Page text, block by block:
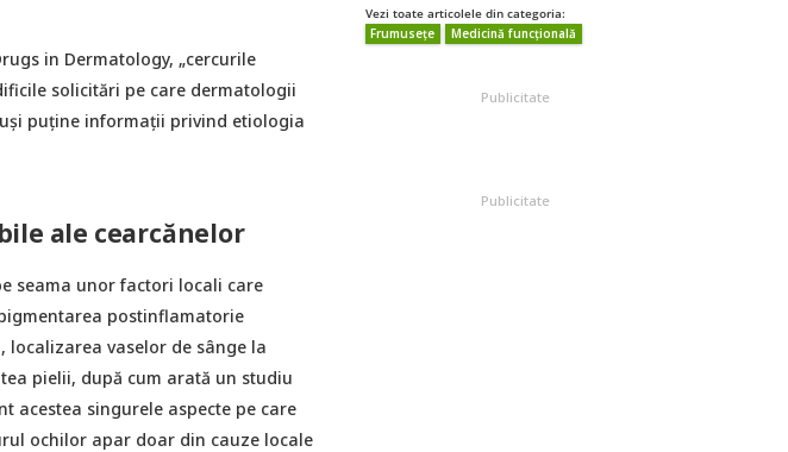
in Dermatology, „cercurile
solicitări pe care dermatologii
puține informații privind etiologia
ale cearcănelor
seama unor factori locali care
postinflamatorie
vaselor de sânge la
pielii, după cum arată un studiu
acestea singurele aspecte pe care
ochilor apar doar din cauze locale
Vezi toate articolele din categoria:
Frumusețe
Medicină funcțională
Publicitate
Publicitate